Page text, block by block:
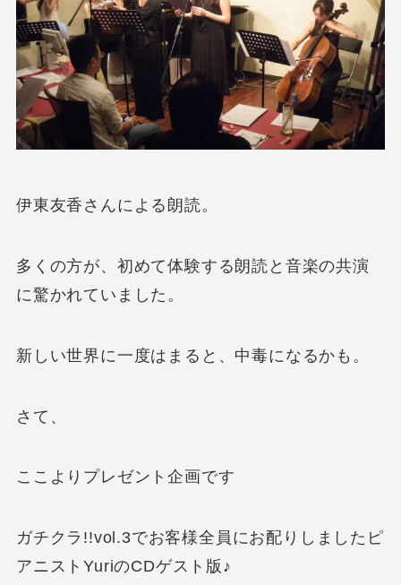
伊東友香さんによる朗読。
多くの方が、初めて体験する朗読と音楽の共演
に驚かれていました。
新しい世界に一度はまると、中毒になるかも。
さて、
ここよりプレゼント企画です
ガチクラ!!vol.3でお客様全員にお配りしましたピ
アニストYuriのCDゲスト版♪